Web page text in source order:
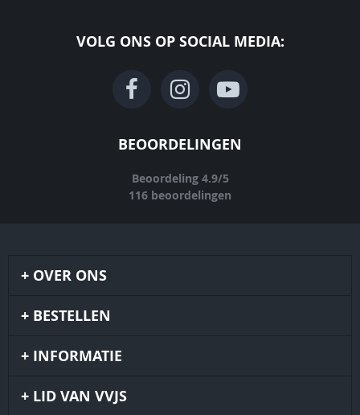
VOLG ONS OP SOCIAL MEDIA:
BEOORDELINGEN
Beoordeling 4.9/5
116 beoordelingen
OVER ONS
BESTELLEN
INFORMATIE
LID VAN VVJS